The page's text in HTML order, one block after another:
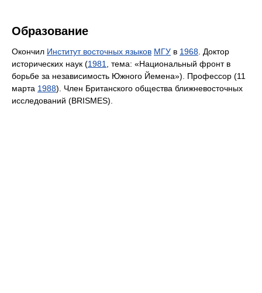
Образование
Окончил Институт восточных языков МГУ в 1968 . Доктор
исторических наук (1981
, тема: «Национальный фронт в
борьбе за независимость Южного Йемена»). Профессор (11
марта 1988). Член Британского общества ближневосточных
исследований (BRISMES).